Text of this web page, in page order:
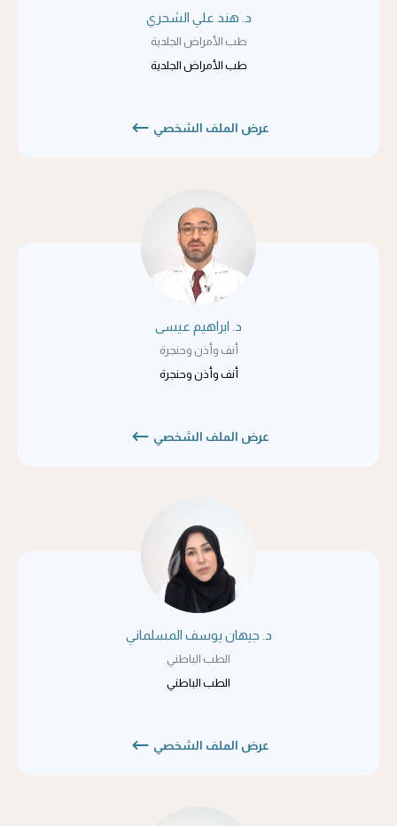
د. هند علي الشحري
طب الأمراض الجلدية
طب الأمراض الجلدية
عرض الملف الشخصي
د. ابراهيم عيسى
أنف وأذن وحنجرة
أنف وأذن وحنجرة
عرض الملف الشخصي
د. جيهان يوسف المسلماني
الطب الباطني
الطب الباطني
عرض الملف الشخصي